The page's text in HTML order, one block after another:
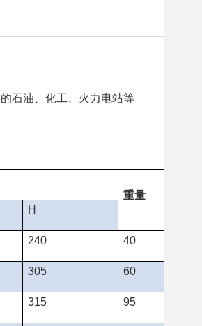
的石油、化工、火力电站等
重量
H
240 40
305 60
315 95